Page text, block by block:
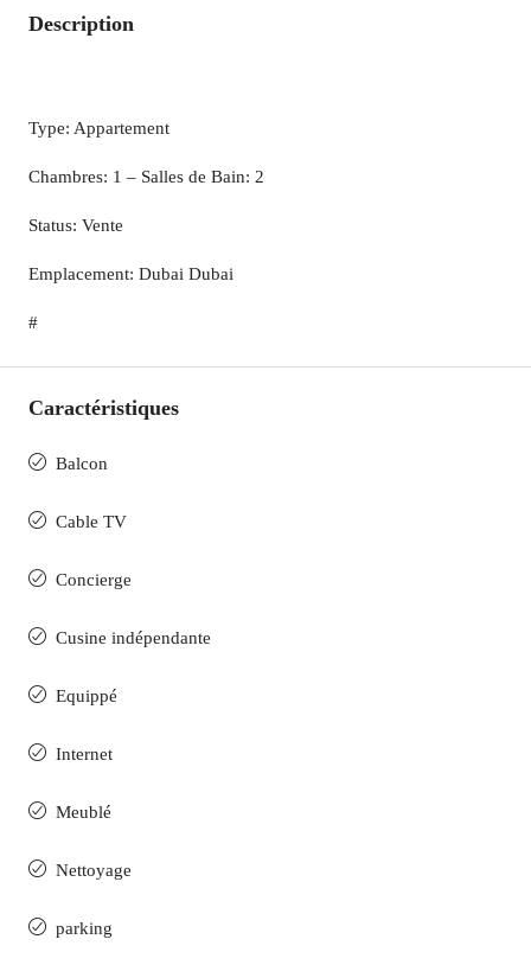
Description
Type: Appartement
Chambres: 1 – Salles de Bain: 2
Status: Vente
Emplacement: Dubai Dubai
#
Caractéristiques
Balcon
Cable TV
Concierge
Cusine indépendante
Equippé
Internet
Meublé
Nettoyage
parking